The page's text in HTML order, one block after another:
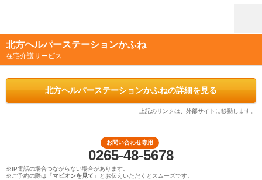
北方ヘルパーステーションかふね
在宅介護サービス
北方ヘルパーステーションかふねの詳細を見る
上記のリンクは、外部サイトに移動します。
お問い合わせ専用
0265-48-5678
※IP電話の場合つながらない場合があります。
※ご予約の際は「マピオンを見て 」とお伝えいただくとスムーズです。